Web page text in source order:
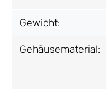
Gewicht:
Gehäusematerial: